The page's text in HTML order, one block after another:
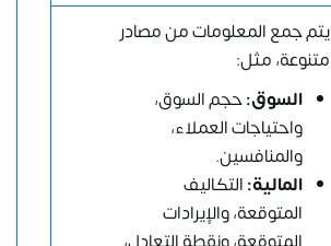
يتم جمع المعلومات من مصادر
متنوعة، مثل:
السوق:حجم السوق،
واحتياجات العملاء،
والمنافسين.
المالية:التكاليف
المتوقعة، والإيرادات